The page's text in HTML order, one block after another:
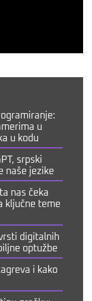
u
u kodu
srpski
naše jezike
nas čeka
ključne teme
digitalnih
optužbe
i kako